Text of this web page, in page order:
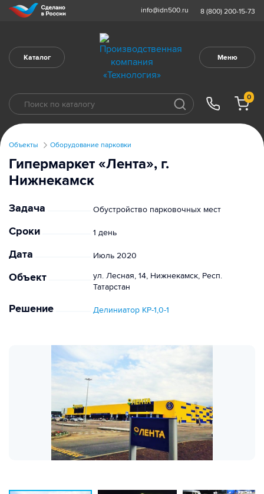
info@idn500.ru 8 (800) 200-15-73
Каталог Меню
0
Объекты Оборудование парковки
Гипермаркет «Лента», г.
Нижнекамск
Задача Обустройство парковочных мест
Сроки 1 день
Дата Июль 2020
Объект
ул. Лесная, 14, Нижнекамск, Респ.
Татарстан
Решение Делиниатор КР-1,0-1